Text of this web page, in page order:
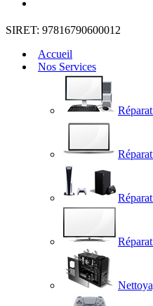
SIRET: 97816790600012
Accueil
Nos Services